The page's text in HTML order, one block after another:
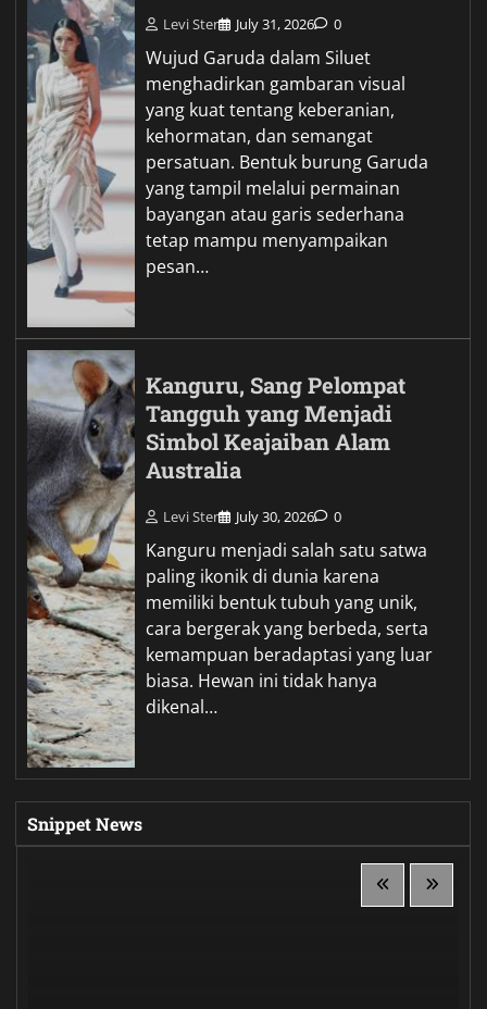
Levi Ster July 31, 2026 0
Wujud Garuda dalam Siluet
menghadirkan gambaran visual
yang kuat tentang keberanian,
kehormatan, dan semangat
persatuan. Bentuk burung Garuda
yang tampil melalui permainan
bayangan atau garis sederhana
tetap mampu menyampaikan
pesan…
Kanguru, Sang Pelompat
Tangguh yang Menjadi
Simbol Keajaiban Alam
Australia
Levi Ster July 30, 2026 0
Kanguru menjadi salah satu satwa
paling ikonik di dunia karena
memiliki bentuk tubuh yang unik,
cara bergerak yang berbeda, serta
kemampuan beradaptasi yang luar
biasa. Hewan ini tidak hanya
dikenal…
Snippet News